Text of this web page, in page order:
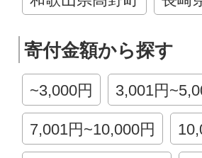
寄付金額から探す
~3,000円 3,001円
7,001円~10,000円